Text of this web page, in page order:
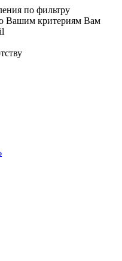
по фильтру
Вашим критериям Вам